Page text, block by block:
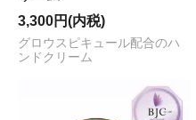
3,300円(内税)
グロウスピキュール配合のハ
ンドクリーム